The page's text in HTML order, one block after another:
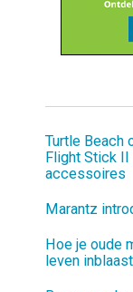
Turtle Beach
Flight Stick II
accessoires
Marantz
Hoe je oude
leven inblaast